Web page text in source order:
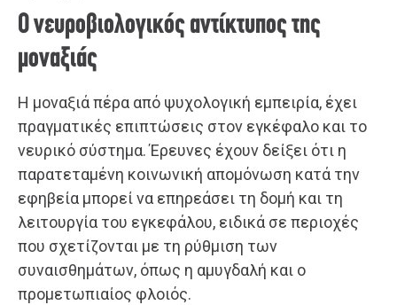
Ο νευροβιολογικός αντίκτυπος της
μοναξιάς
Η μοναξιά πέρα από ψυχολογική εμπειρία, έχει
πραγματικές επιπτώσεις στον εγκέφαλο και το
νευρικό σύστημα. Έρευνες έχουν δείξει ότι η
παρατεταμένη κοινωνική απομόνωση κατά την
εφηβεία μπορεί να επηρεάσει τη δομή και τη
λειτουργία του εγκεφάλου, ειδικά σε περιοχές
που σχετίζονται με τη ρύθμιση των
συναισθημάτων, όπως η αμυγδαλή και ο
προμετωπιαίος φλοιός.